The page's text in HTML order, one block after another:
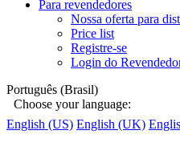
Para revendedores
Nossa oferta para
Price list
Registre-se
Login do
Português (Brasil)
Choose your language:
English (US) English (UK)